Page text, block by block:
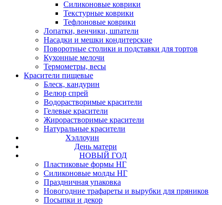
Силиконовые коврики
Текстурные коврики
Тефлоновые коврики
Лопатки, венчики, шпатели
Насадки и мешки кондитерские
Поворотные столики и подставки для тортов
Кухонные мелочи
Термометры, весы
Красители пищевые
Блеск, кандурин
Велюр спрей
Водорастворимые красители
Гелевые красители
Жирорастворимые красители
Натуральные красители
Хэллоуин
День матери
НОВЫЙ ГОД
Пластиковые формы НГ
Силиконовые молды НГ
Праздничная упаковка
Новогодние трафареты и вырубки для пряников
Посыпки и декор